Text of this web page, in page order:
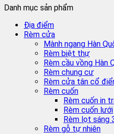
Danh mục sản phẩm
Địa điểm
Rèm cửa
Mành ngang Hàn
Rèm biệt thự
Rèm cầu vồng Hàn
Rèm chung cư
Rèm cửa tân cổ
Rèm cuốn
Rèm cuốn in
Rèm cuốn lưới
Rèm lọt sáng
Rèm gỗ tự nhiên